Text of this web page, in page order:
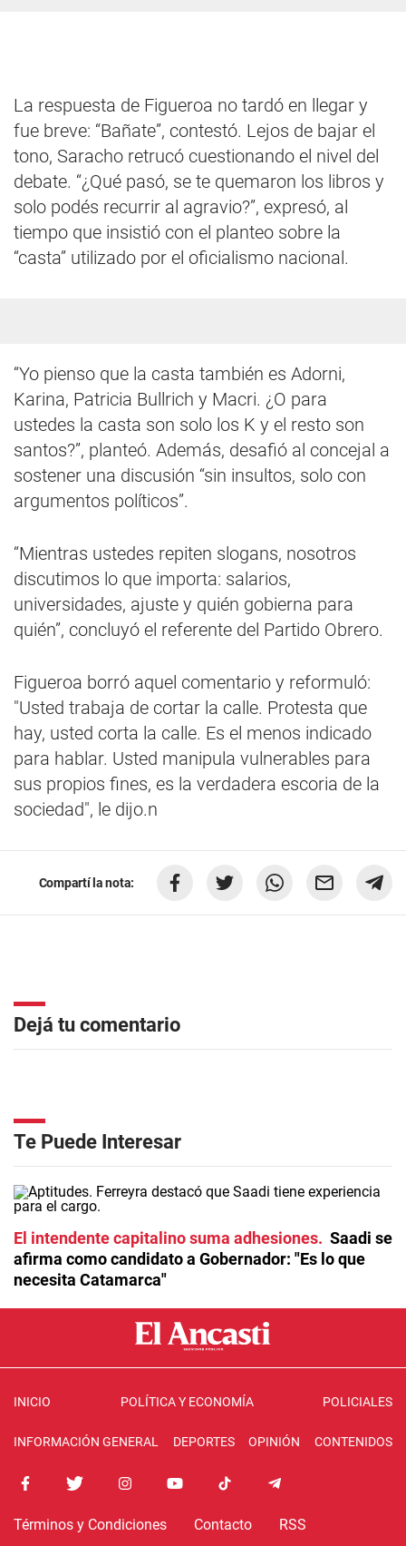
La respuesta de Figueroa no tardó en llegar y
fue breve: “Bañate”, contestó. Lejos de bajar el
tono, Saracho retrucó cuestionando el nivel del
debate. “¿Qué pasó, se te quemaron los libros y
solo podés recurrir al agravio?”, expresó, al
tiempo que insistió con el planteo sobre la
“casta” utilizado por el oficialismo nacional.
“Yo pienso que la casta también es Adorni,
Karina, Patricia Bullrich y Macri. ¿O para
ustedes la casta son solo los K y el resto son
santos?”, planteó. Además, desafió al concejal a
sostener una discusión “sin insultos, solo con
argumentos políticos”.
“Mientras ustedes repiten slogans, nosotros
discutimos lo que importa: salarios,
universidades, ajuste y quién gobierna para
quién”, concluyó el referente del Partido Obrero.
Figueroa borró aquel comentario y reformuló:
"Usted trabaja de cortar la calle. Protesta que
hay, usted corta la calle. Es el menos indicado
para hablar. Usted manipula vulnerables para
sus propios fines, es la verdadera escoria de la
sociedad", le dijo.n
Compartí la nota:
Dejá tu comentario
Te Puede Interesar
El intendente capitalino suma adhesiones
Saadi se
afirma como candidato a Gobernador: "Es lo que
necesita Catamarca"
INICIO POLÍTICA Y ECONOMÍA POLICIALES
INFORMACIÓN GENERAL DEPORTES OPINIÓN CONTENIDOS
Términos y Condiciones Contacto RSS